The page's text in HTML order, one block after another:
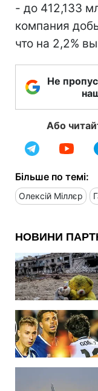
- до 412,133
компания
что на 2,2%
Не
Або
Більше по темі:
Олексій Міллєр